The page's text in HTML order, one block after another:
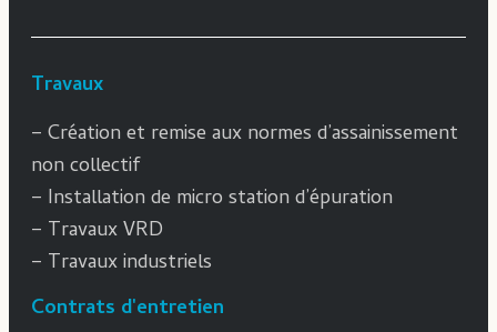
Travaux
– Création et remise aux normes d’assainissement
non collectif
– Installation de micro station d’épuration
– Travaux VRD
– Travaux industriels
Contrats d'entretien